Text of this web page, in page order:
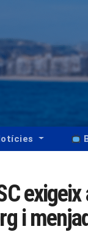
i